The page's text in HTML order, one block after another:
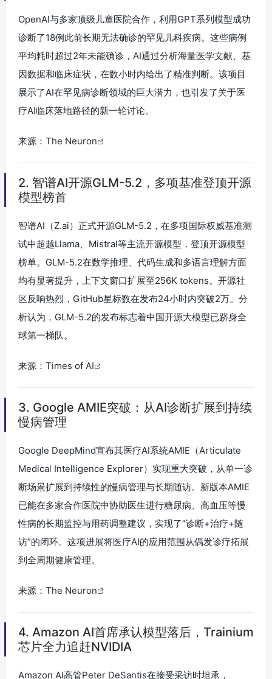
OpenAI与多家顶级儿童医院合作，利用GPT系列模型成功
诊断了18例此前长期无法确诊的罕见儿科疾病。这些病例
平均耗时超过2年未能确诊，AI通过分析海量医学文献、基
因数据和临床症状，在数小时内给出了精准判断。该项目
展示了AI在罕见病诊断领域的巨大潜力，也引发了关于医
疗AI临床落地路径的新一轮讨论。
来源： The Neuron
2. 智谱AI开源GLM-5.2，多项基准登顶开源
模型榜首
智谱AI（Z.ai）正式开源GLM-5.2，在多项国际权威基准测
试中超越Llama、Mistral等主流开源模型，登顶开源模型
榜单。GLM-5.2在数学推理、代码生成和多语言理解方面
均有显著提升，上下文窗口扩展至256K tokens。开源社
区反响热烈，GitHub星标数在发布24小时内突破2万。分
析认为，GLM-5.2的发布标志着中国开源大模型已跻身全
球第一梯队。
来源： Times of AI
3. Google AMIE突破：从AI诊断扩展到持续
慢病管理
Google DeepMind宣布其医疗AI系统AMIE（Articulate
Medical Intelligence Explorer）实现重大突破，从单一诊
断场景扩展到持续性的慢病管理与长期随访。新版本AMIE
已能在多家合作医院中协助医生进行糖尿病、高血压等慢
性病的长期监控与用药调整建议，实现了”诊断+治疗+随
访”的闭环。这项进展将医疗AI的应用范围从偶发诊疗拓展
到全周期健康管理。
来源： The Neuron
4. Amazon AI首席承认模型落后，Trainium
芯片全力追赶NVIDIA
Amazon AI高管Peter DeSantis在接受采访时坦承，